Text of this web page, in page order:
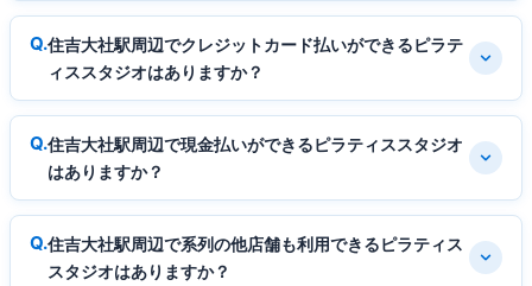
住吉大社駅周辺でクレジットカード払いができるピラテ
ィススタジオはありますか？
住吉大社駅周辺で現金払いができるピラティススタジオ
はありますか？
住吉大社駅周辺で系列の他店舗も利用できるピラティス
スタジオはありますか？